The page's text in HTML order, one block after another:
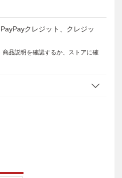
クレジット、クレジッ
商品説明を確認するか、ストアに確